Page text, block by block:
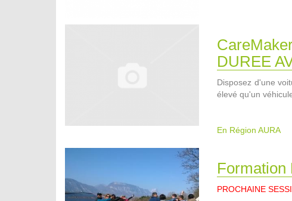
DUREE
Disposez d'une
élevé qu'un
En Région AURA
Formation
PROCHAINE